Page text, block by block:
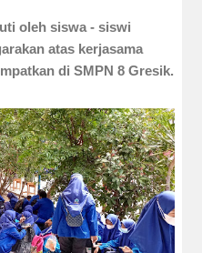
oleh siswa - siswi
atas kerjasama
di SMPN 8 Gresik.